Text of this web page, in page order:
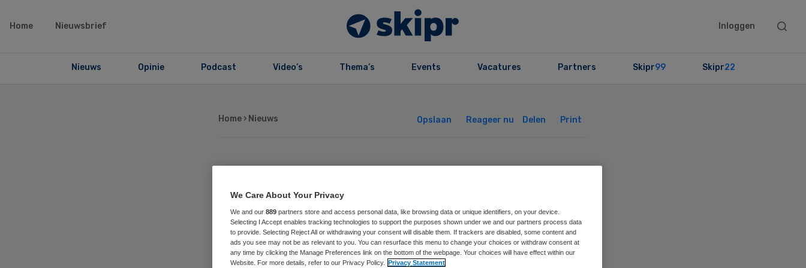
Home Nieuwsbrief Inloggen
Search
Nieuws Opinie Podcast Video’s Thema’s Events Vacatures Partners Skipr99 Skipr22
Home › Nieuws Opslaan Reageer nu Delen Print
Sandra van Dulmen
hoogleraar in
Noorwegen
We Care About Your Privacy
We and our 889 partners store and access personal data, like browsing data or unique identifiers, on your device.
Selecting I Accept enables tracking technologies to support the purposes shown under we and our partners process data
to provide. Selecting Reject All or withdrawing your consent will disable them. If trackers are disabled, some content and
ads you see may not be as relevant to you. You can resurface this menu to change your choices or withdraw consent at
any time by clicking the Manage Preferences link on the bottom of the webpage. Your choices will have effect within our
Website. For more details, refer to our Privacy Policy. Privacy Statement